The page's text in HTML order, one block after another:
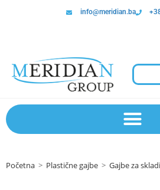
info@meridian.ba
Početna > Plastične gajbe > Gajbe za